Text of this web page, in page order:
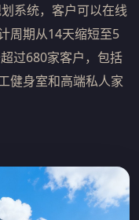
系统，客户可以在线
周期从14天缩短至5
过680家客户，包括
健身室和高端私人家